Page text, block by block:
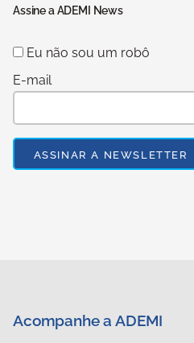
Assine a ADEMI News
Eu não sou um robô
E-mail
Acompanhe a ADEMI